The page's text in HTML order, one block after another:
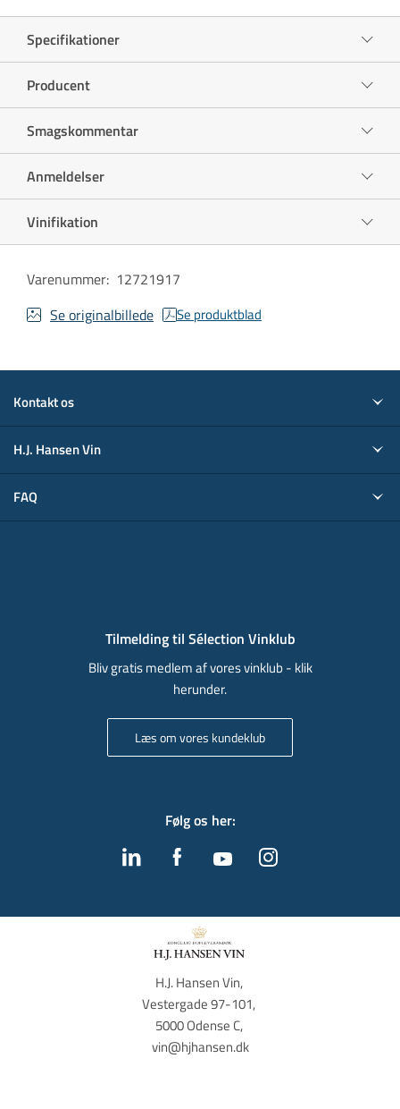
Specifikationer
Producent
Smagskommentar
Anmeldelser
Vinifikation
Varenummer: 12721917
Se originalbillede
Se produktblad
Kontakt os
H.J. Hansen Vin
FAQ
Tilmelding til Sélection Vinklub
Bliv gratis medlem af vores vinklub - klik
herunder.
Læs om vores kundeklub
Følg os her:
H.J. Hansen Vin,
Vestergade 97-101,
5000 Odense C,
vin@hjhansen.dk